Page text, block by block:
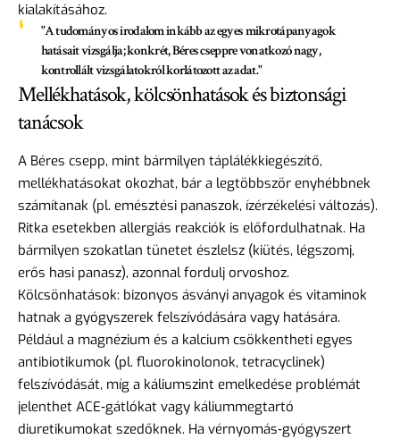
kialakításához.
"A tudományos irodalom inkább az egyes mikrotápanyagok
hatásait vizsgálja; konkrét, Béres cseppre vonatkozó nagy,
kontrollált vizsgálatokról korlátozott az adat."
Mellékhatások, kölcsönhatások és biztonsági
tanácsok
A Béres csepp, mint bármilyen táplálékkiegészítő,
mellékhatásokat okozhat, bár a legtöbbször enyhébbnek
számítanak (pl. emésztési panaszok, ízérzékelési változás).
Ritka esetekben allergiás reakciók is előfordulhatnak. Ha
bármilyen szokatlan tünetet észlelsz (kiütés, légszomj,
erős hasi panasz), azonnal fordulj orvoshoz.
Kölcsönhatások: bizonyos ásványi anyagok és vitaminok
hatnak a gyógyszerek felszívódására vagy hatására.
Például a magnézium és a kalcium csökkentheti egyes
antibiotikumok (pl. fluorokinolonok, tetracyclinek)
felszívódását, míg a káliumszint emelkedése problémát
jelenthet ACE‑gátlókat vagy káliummegtartó
diuretikumokat szedőknek. Ha vérnyomás‑gyógyszert